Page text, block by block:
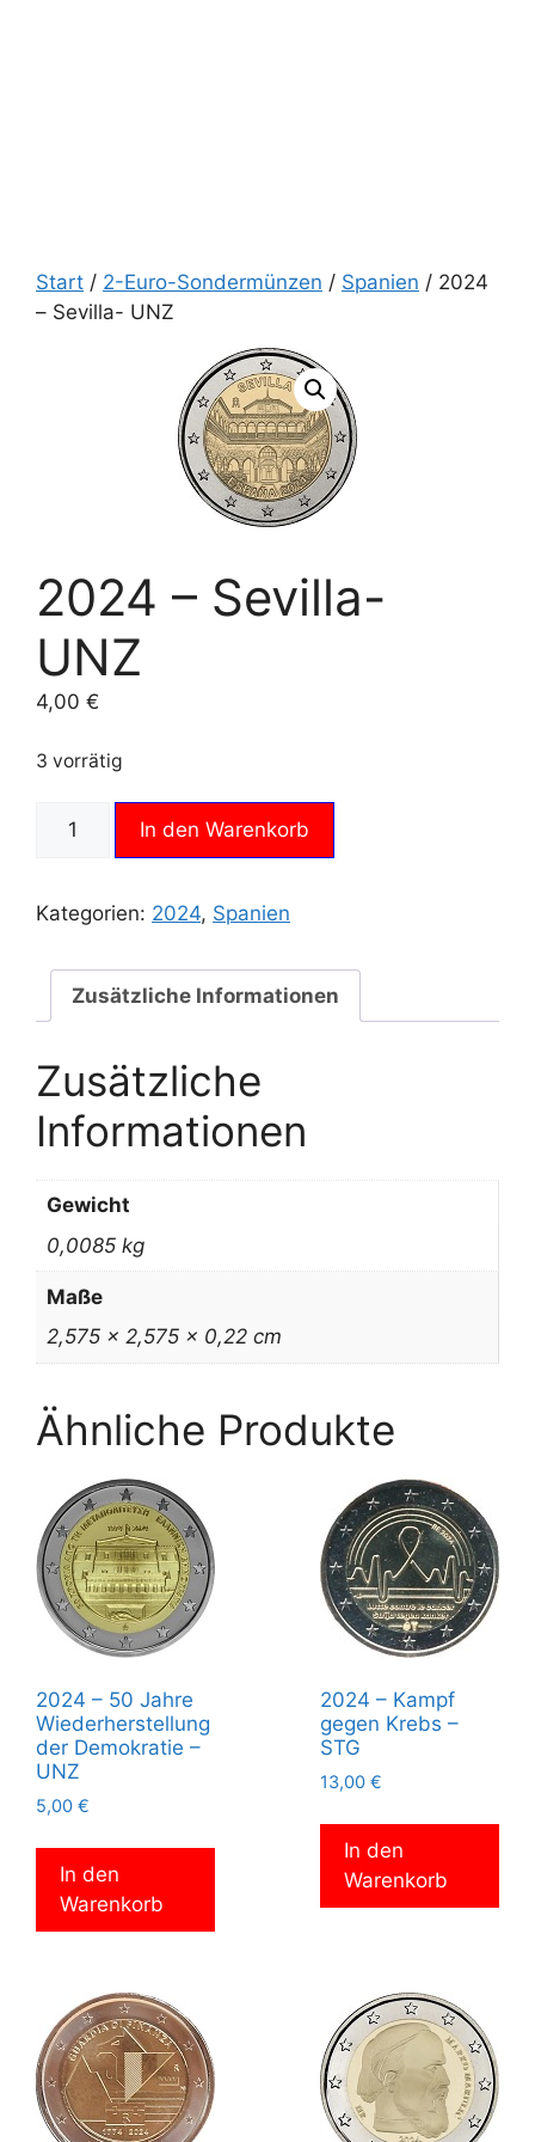
Start / 2-Euro-Sondermünzen / Spanien / 2024
– Sevilla- UNZ
2024 – Sevilla-
UNZ
4,00 €
3 vorrätig
2024
UNZ
In den Warenkorb
Kategorien: 2024, Spanien
Zusätzliche Informationen
Zusätzliche
Informationen
Gewicht
0,0085 kg
Maße
2,575 × 2,575 × 0,22 cm
Ähnliche Produkte
2024 – 50 Jahre
Wiederherstellung
der Demokratie –
UNZ
5,00 €
In den
Warenkorb
2024 – Kampf
gegen Krebs –
STG
13,00 €
In den
Warenkorb